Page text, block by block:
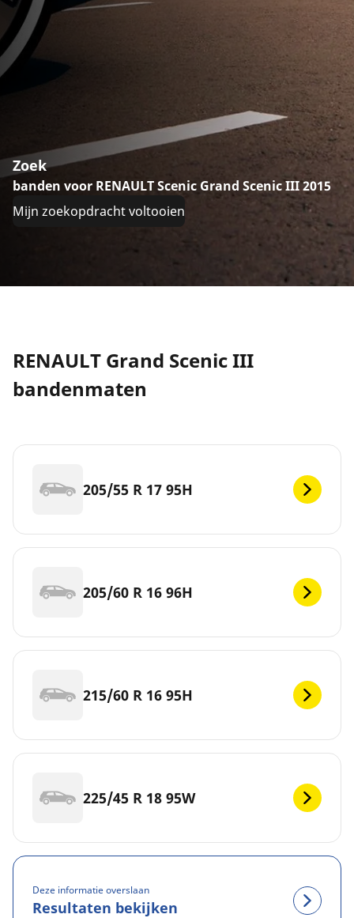
Zoek
banden voor RENAULT Scenic Grand Scenic III 2015
Mijn zoekopdracht voltooien
RENAULT Grand Scenic III
bandenmaten
205/55 R 17 95H
205/60 R 16 96H
215/60 R 16 95H
225/45 R 18 95W
Deze informatie overslaan
Resultaten bekijken